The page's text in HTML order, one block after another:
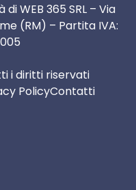
WEB 365 SRL – Via
(RM) – Partita IVA:
i diritti riservati
PolicyContatti